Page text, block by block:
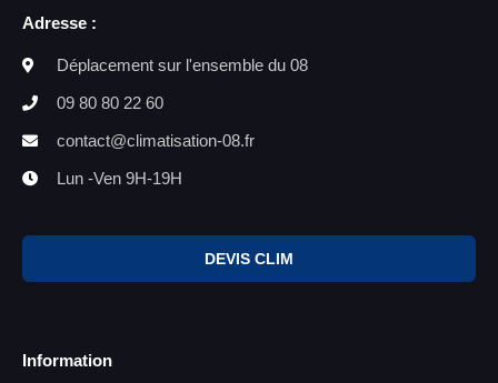
Adresse :
Déplacement sur l'ensemble du 08
09 80 80 22 60
contact@climatisation-08.fr
Lun -Ven 9H-19H
DEVIS CLIM
Information